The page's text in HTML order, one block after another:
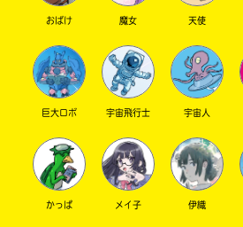
おばけ 魔女 天使
巨大ロボ 宇宙飛行士 宇宙人
かっぱ メイ子 伊織